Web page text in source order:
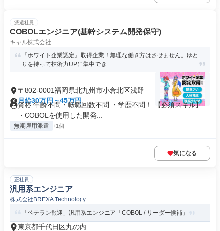
派遣社員
COBOLエンジニア(基幹システム開発保守)
キャル株式会社
『ホワイト企業認定』取得企業！無理な働き方はさせません。ゆと
りを持って技術力UPに集中でき...
〒802-0001福岡県北九州市小倉北区浅野
月給30万円～45万円
資格 年齢不問・転職回数不問 ・学歴不問！ 【必須スキル】
・COBOLを使用した開発...
無期雇用派遣 +1個
気になる
正社員
汎用系エンジニア
株式会社BREXA Technology
「ベテラン歓迎」汎用系エンジニア「COBOL / リーダー候補」
東京都千代田区丸の内